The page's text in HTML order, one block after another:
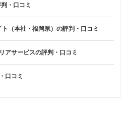
・口コミ
（本社・福岡県）の評判・口コミ
アサービスの評判・口コミ
口コミ